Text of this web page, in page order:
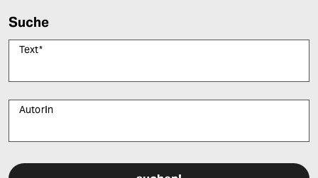
Suche
Text*
AutorIn